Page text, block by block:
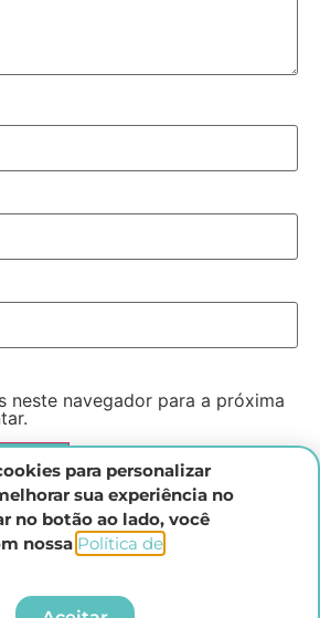
neste navegador para a próxima
Direito Penal Brasileiro
para personalizar
sua experiência no
no botão ao lado, você
nossa Política de